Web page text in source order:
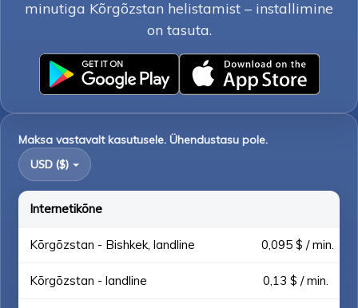
minutiga Kõrgõzstan helistamist – installimine
on tasuta.
Maksa vastavalt kasutusele. Ühendustasu pole.
USD ($)
Internetikõne
Kõrgõzstan - Bishkek, landline 0,095 $ / min.
Kõrgõzstan - landline 0,13 $ / min.